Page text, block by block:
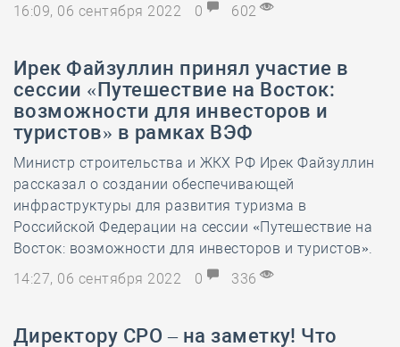
16:09, 06 сентября 2022
0 602
Ирек Файзуллин принял участие в
сессии «Путешествие на Восток:
возможности для инвесторов и
туристов» в рамках ВЭФ
Министр строительства и ЖКХ РФ Ирек Файзуллин
рассказал о создании обеспечивающей
инфраструктуры для развития туризма в
Российской Федерации на сессии «Путешествие на
Восток: возможности для инвесторов и туристов».
14:27, 06 сентября 2022
0 336
Директору СРО – на заметку! Что